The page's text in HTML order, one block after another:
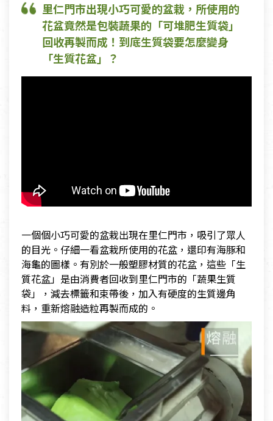
里仁門市出現小巧可愛的盆栽，所使用的
花盆竟然是包裝蔬果的「可堆肥生質袋」
回收再製而成！到底生質袋要怎麼變身
「生質花盆」？
一個個小巧可愛的盆栽出現在里仁門市，吸引了眾人
的目光。仔細一看盆栽所使用的花盆，還印有海豚和
海龜的圖樣。有別於一般塑膠材質的花盆，這些「生
質花盆」是由消費者回收到里仁門市的「蔬果生質
袋」，減去標籤和束帶後，加入有硬度的生質邊角
料，重新熔融造粒再製而成的。